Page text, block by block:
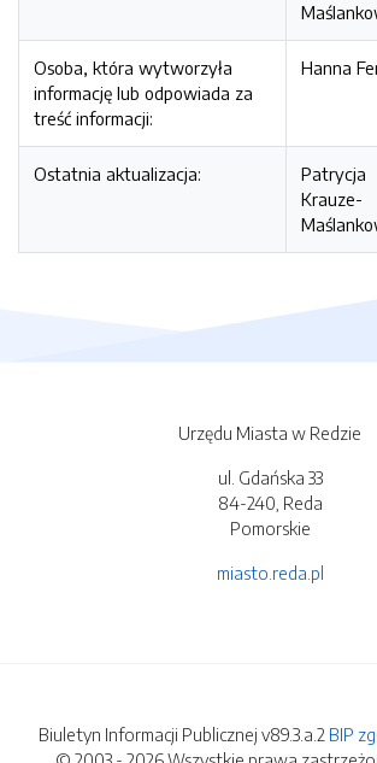
Osoba, która wytworzyła
informację lub odpowiada za
treść informacji:
Hanna
Ostatnia aktualizacja:
Patrycja
Krauze-
Urzędu Miasta w Redzie
ul. Gdańska 33
84-240, Reda
Pomorskie
miasto.reda.pl
Biuletyn Informacji Publicznej v89.3.a.2 BIP